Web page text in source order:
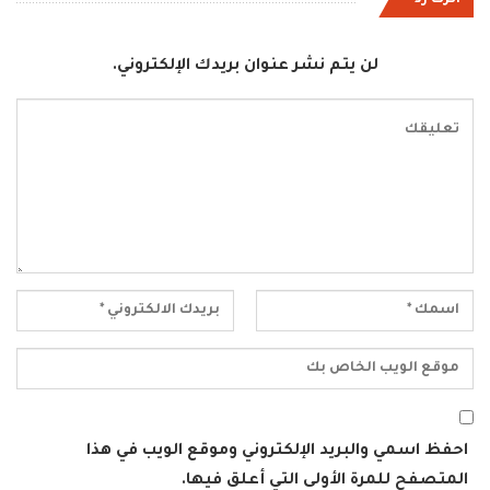
لن يتم نشر عنوان بريدك الإلكتروني.
احفظ اسمي والبريد الإلكتروني وموقع الويب في هذا
المتصفح للمرة الأولى التي أعلق فيها.